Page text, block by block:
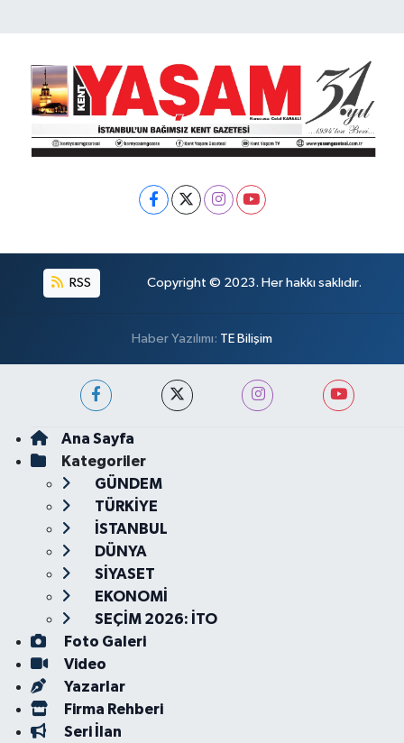
RSS Copyright © 2023. Her hakkı saklıdır.
Haber Yazılımı: TE Bilişim
Ana Sayfa
Kategoriler
GÜNDEM
TÜRKİYE
İSTANBUL
DÜNYA
SİYASET
EKONOMİ
SEÇİM 2026: İTO
Foto Galeri
Video
Yazarlar
Firma Rehberi
Seri İlan